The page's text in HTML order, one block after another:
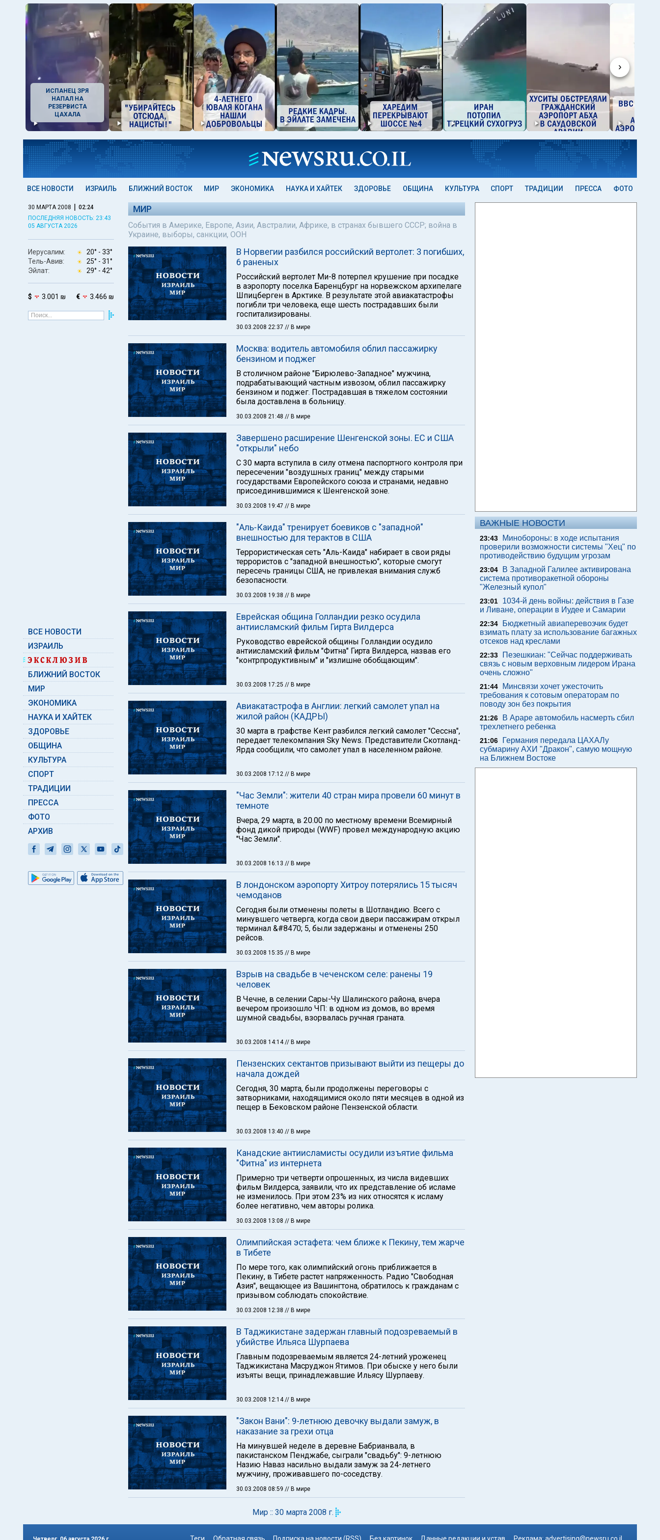
›
ИСПАНЕЦ ЗРЯ
НАПАЛ НА
РЕЗЕРВИСТА
ЦАХАЛА
ВСЕ НОВОСТИ ИЗРАИЛЬ БЛИЖНИЙ ВОСТОК МИР ЭКОНОМИКА НАУКА И ХАЙТЕК ЗДОРОВЬЕ ОБЩИНА КУЛЬТУРА СПОРТ ТРАДИЦИИ ПРЕССА ФОТО
30 МАРТА 2008 | 02:24
ПОСЛЕДНЯЯ НОВОСТЬ: 23:43
05 АВГУСТА 2026
Иерусалим: 20° - 33°
Тель-Авив:
25° - 31°
Эйлат:
29° - 42°
$ 3.001 ₪ € 3.466 ₪
ВСЕ НОВОСТИ
ИЗРАИЛЬ
БЛИЖНИЙ ВОСТОК
МИР
ЭКОНОМИКА
НАУКА И ХАЙТЕК
ЗДОРОВЬЕ
ОБЩИНА
КУЛЬТУРА
СПОРТ
ТРАДИЦИИ
ПРЕССА
ФОТО
АРХИВ
МИР
События в Америке, Европе, Азии, Австралии, Африке, в странах бывшего СССР; война в
Украине, выборы, санкции, ООН
В Норвегии разбился российский вертолет: 3 погибших,
6 раненых
Российский вертолет Ми-8 потерпел крушение при посадке
в аэропорту поселка Баренцбург на норвежском архипелаге
Шпицберген в Арктике. В результате этой авиакатастрофы
погибли три человека, еще шесть пострадавших были
госпитализированы.
30.03.2008 22:37 // В мире
Москва: водитель автомобиля облил пассажирку
бензином и поджег
В столичном районе "Бирюлево-Западное" мужчина,
подрабатывающий частным извозом, облил пассажирку
бензином и поджег. Пострадавшая в тяжелом состоянии
была доставлена в больницу.
30.03.2008 21:48 // В мире
Завершено расширение Шенгенской зоны. ЕС и США
"открыли" небо
С 30 марта вступила в силу отмена паспортного контроля при
пересечении "воздушных границ" между старыми
государствами Европейского союза и странами, недавно
присоединившимися к Шенгенской зоне.
30.03.2008 19:47 // В мире
"Аль-Каида" тренирует боевиков с "западной"
внешностью для терактов в США
Террористическая сеть "Аль-Каида" набирает в свои ряды
террористов с "западной внешностью", которые смогут
пересечь границы США, не привлекая внимания служб
безопасности.
30.03.2008 19:38 // В мире
Еврейская община Голландии резко осудила
антиисламский фильм Гирта Вилдерса
Руководство еврейской общины Голландии осудило
антиисламский фильм "Фитна" Гирта Вилдерса, назвав его
"контрпродуктивным" и "излишне обобщающим".
30.03.2008 17:25 // В мире
Авиакатастрофа в Англии: легкий самолет упал на
жилой район (КАДРЫ)
30 марта в графстве Кент разбился легкий самолет "Сессна",
передает телекомпания Sky News. Представители Скотланд-
Ярда сообщили, что самолет упал в населенном районе.
30.03.2008 17:12 // В мире
"Час Земли": жители 40 стран мира провели 60 минут в
темноте
Вчера, 29 марта, в 20.00 по местному времени Всемирный
фонд дикой природы (WWF) провел международную акцию
"Час Земли".
30.03.2008 16:13 // В мире
В лондонском аэропорту Хитроу потерялись 15 тысяч
чемоданов
Сегодня были отменены полеты в Шотландию. Всего с
минувшего четверга, когда свои двери пассажирам открыл
терминал &#8470; 5, были задержаны и отменены 250
рейсов.
30.03.2008 15:35 // В мире
Взрыв на свадьбе в чеченском селе: ранены 19
человек
В Чечне, в селении Сары-Чу Шалинского района, вчера
вечером произошло ЧП: в одном из домов, во время
шумной свадьбы, взорвалась ручная граната.
30.03.2008 14:14// В мире
Пензенских сектантов призывают выйти из пещеры до
начала дождей
Сегодня, 30 марта, были продолжены переговоры с
затворниками, находящимися около пяти месяцев в одной из
пещер в Бековском районе Пензенской области.
30.03.2008 13:40 // В мире
Канадские антиисламисты осудили изъятие фильма
"Фитна" из интернета
Примерно три четверти опрошенных, из числа видевших
фильм Вилдерса, заявили, что их представление об исламе
не изменилось. При этом 23% из них относятся к исламу
более негативно, чем авторы ролика.
30.03.2008 13:08 // В мире
Олимпийская эстафета: чем ближе к Пекину, тем жарче
в Тибете
По мере того, как олимпийский огонь приближается в
Пекину, в Тибете растет напряженность. Радио "Свободная
Азия", вещающее из Вашингтона, обратилось к гражданам с
призывом соблюдать спокойствие.
30.03.2008 12:38 // В мире
В Таджикистане задержан главный подозреваемый в
убийстве Ильяса Шурпаева
Главным подозреваемым является 24-летний уроженец
Таджикистана Масруджон Ятимов. При обыске у него были
изъяты вещи, принадлежавшие Ильясу Шурпаеву.
30.03.2008 12:14// В мире
"Закон Вани": 9-летнюю девочку выдали замуж, в
наказание за грехи отца
На минувшей неделе в деревне Бабрианвала, в
пакистанском Пенджабе, сыграли "свадьбу": 9-летнюю
Назию Наваз насильно выдали замуж за 24-летнего
мужчину, проживавшего по-соседству.
30.03.2008 08:59 // В мире
Мир :: 30 марта 2008 г.
ВАЖНЫЕ НОВОСТИ
23:43
Минобороны: в ходе испытания
проверили возможности системы "Хец" по
противодействию будущим угрозам
23:04
В Западной Галилее активирована
система противоракетной обороны
"Железный купол"
23:01
1034-й день войны: действия в Газе
и Ливане, операции в Иудее и Самарии
22:34
Бюджетный авиаперевозчик будет
взимать плату за использование багажных
отсеков над креслами
22:33
Пезешкиан: "Сейчас поддерживать
связь с новым верховным лидером Ирана
очень сложно"
21:44
Минсвязи хочет ужесточить
требования к сотовым операторам по
поводу зон без покрытия
21:26
В Араре автомобиль насмерть сбил
трехлетнего ребенка
21:06
Германия передала ЦАХАЛу
субмарину АХИ "Дракон", самую мощную
на Ближнем Востоке